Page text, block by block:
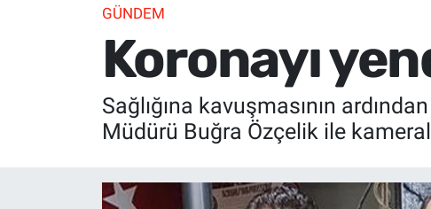
GÜNDEM
Koronayı
Sağlığına kavuşmasının
Müdürü Buğra Özçelik ile